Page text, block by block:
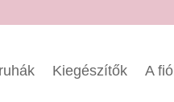
Kiegészítők A